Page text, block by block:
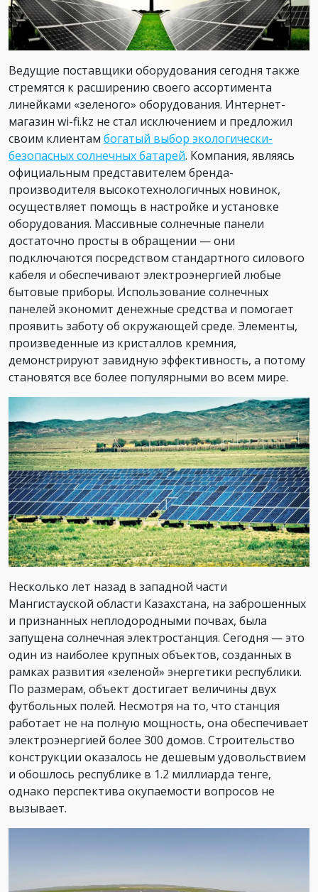
Ведущие поставщики оборудования сегодня также
стремятся к расширению своего ассортимента
линейками «зеленого» оборудования. Интернет-
магазин wi-fi.kz не стал исключением и предложил
своим клиентам богатый выбор экологически-
безопасных солнечных батарей. Компания, являясь
официальным представителем бренда-
производителя высокотехнологичных новинок,
осуществляет помощь в настройке и установке
оборудования. Массивные солнечные панели
достаточно просты в обращении — они
подключаются посредством стандартного силового
кабеля и обеспечивают электроэнергией любые
бытовые приборы. Использование солнечных
панелей экономит денежные средства и помогает
проявить заботу об окружающей среде. Элементы,
произведенные из кристаллов кремния,
демонстрируют завидную эффективность, а потому
становятся все более популярными во всем мире.
Несколько лет назад в западной части
Мангистауской области Казахстана, на заброшенных
и признанных неплодородными почвах, была
запущена солнечная электростанция. Сегодня — это
один из наиболее крупных объектов, созданных в
рамках развития «зеленой» энергетики республики.
По размерам, объект достигает величины двух
футбольных полей. Несмотря на то, что станция
работает не на полную мощность, она обеспечивает
электроэнергией более 300 домов. Строительство
конструкции оказалось не дешевым удовольствием
и обошлось республике в 1.2 миллиарда тенге,
однако перспектива окупаемости вопросов не
вызывает.